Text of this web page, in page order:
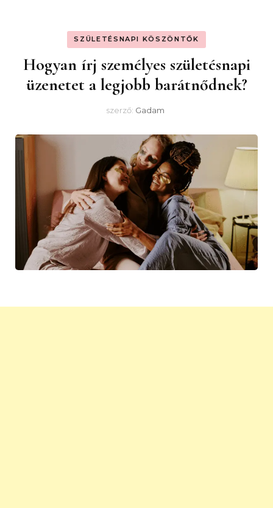
SZÜLETÉSNAPI KÖSZÖNTŐK
Hogyan írj személyes születésnapi
üzenetet a legjobb barátnődnek?
szerző: Gadam